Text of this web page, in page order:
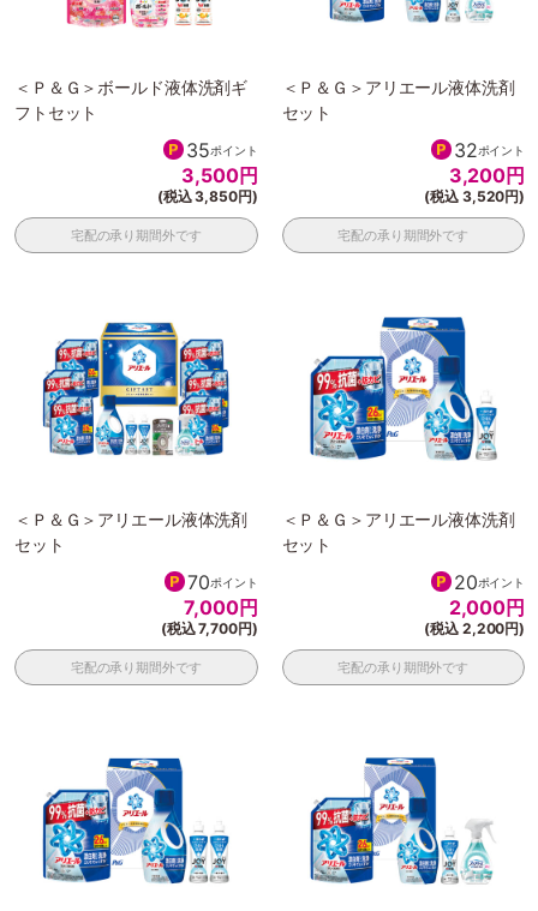
＜Ｐ＆Ｇ＞ボールド液体洗剤ギ
フトセット
35ポイント
3,500円
(税込 3,850円)
宅配の承り期間外です
＜Ｐ＆Ｇ＞アリエール液体洗剤
セット
32ポイント
3,200円
(税込 3,520円)
宅配の承り期間外です
＜Ｐ＆Ｇ＞アリエール液体洗剤
セット
70ポイント
7,000円
(税込 7,700円)
宅配の承り期間外です
＜Ｐ＆Ｇ＞アリエール液体洗剤
セット
20ポイント
2,000円
(税込 2,200円)
宅配の承り期間外です